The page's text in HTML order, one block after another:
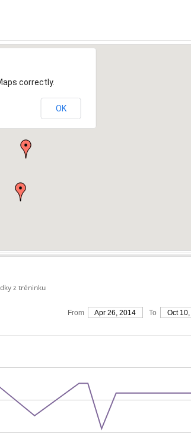
correctly.
OK
z tréninku
From Apr 26, 2014 To Oct